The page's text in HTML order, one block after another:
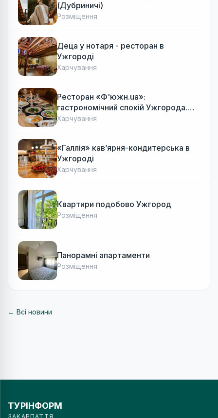
(Дубриничі)
Розміщення
Деца у нотаря - ресторан в
Ужгороді
Харчування
Ресторан «Ф'южн.ua»:
гастрономічний спокій Ужгорода.
Авторська локальна кухня, затишок
Харчування
«Галлія» кав’ярня-кондитерська в
Ужгороді
Харчування
Квартири подобово Ужгород
Розміщення
Панорамні апартаменти
Розміщення
← Всі новини
ТУРІНФОРМ
ЗАКАРПАТТЯ